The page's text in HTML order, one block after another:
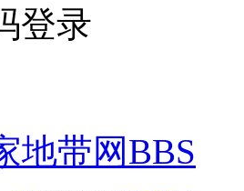
登录
地带网BBS